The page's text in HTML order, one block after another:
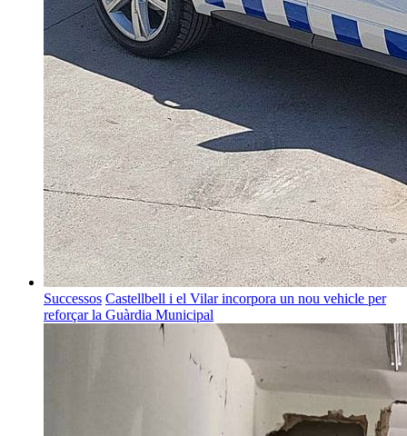
Successos Castellbell i el Vilar incorpora un nou vehicle per
reforçar la Guàrdia Municipal